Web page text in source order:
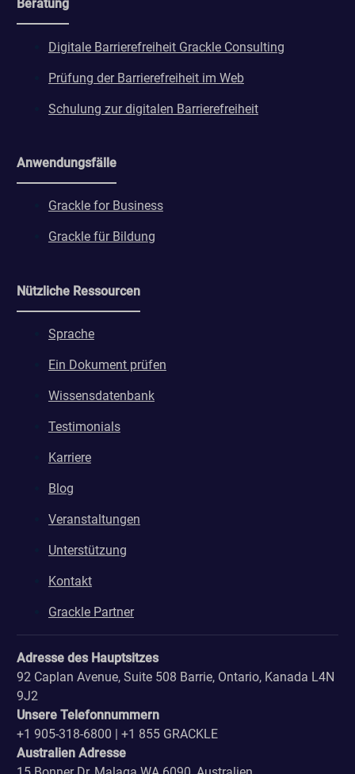
Beratung
Digitale Barrierefreiheit Grackle Consulting
Prüfung der Barrierefreiheit im Web
Schulung zur digitalen Barrierefreiheit
Anwendungsfälle
Grackle for Business
Grackle für Bildung
Nützliche Ressourcen
Sprache
Ein Dokument prüfen
Wissensdatenbank
Testimonials
Karriere
Blog
Veranstaltungen
Unterstützung
Kontakt
Grackle Partner
Adresse des Hauptsitzes
92 Caplan Avenue, Suite 508 Barrie, Ontario, Kanada L4N
9J2
Unsere Telefonnummern
+1 905-318-6800 | +1 855 GRACKLE
Australien Adresse